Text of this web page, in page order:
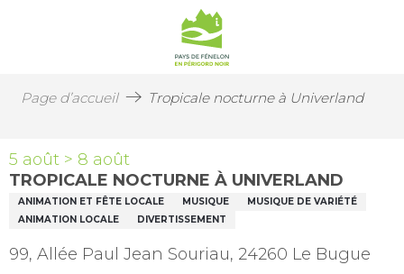
Page d’accueil Tropicale nocturne à Univerland
5 août > 8 août
TROPICALE NOCTURNE À UNIVERLAND
ANIMATION ET FÊTE LOCALE MUSIQUE
MUSIQUE DE VARIÉTÉ
ANIMATION LOCALE
DIVERTISSEMENT
99, Allée Paul Jean Souriau, 24260 Le Bugue